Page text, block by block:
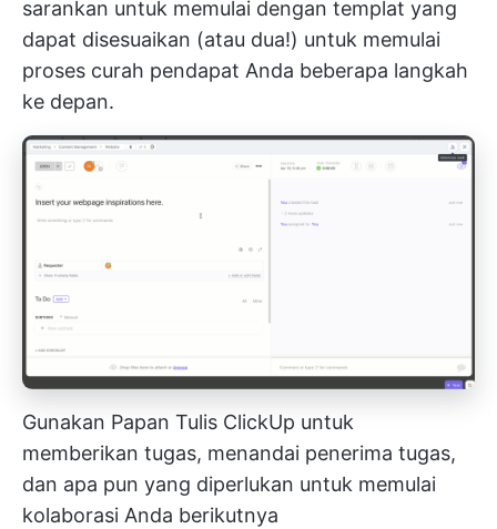
sarankan untuk memulai dengan templat yang
dapat disesuaikan (atau dua!) untuk memulai
proses curah pendapat Anda beberapa langkah
ke depan.
Gunakan Papan Tulis ClickUp untuk
memberikan tugas, menandai penerima tugas,
dan apa pun yang diperlukan untuk memulai
kolaborasi Anda berikutnya